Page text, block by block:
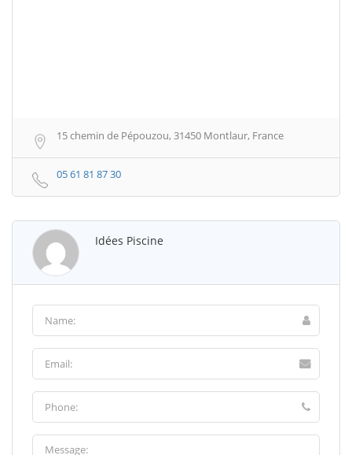
15 chemin de Pépouzou, 31450 Montlaur, France
05 61 81 87 30
Idées Piscine